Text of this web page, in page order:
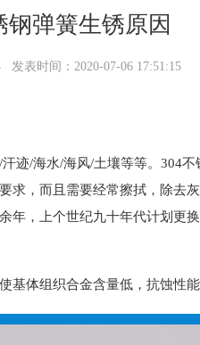
钢弹簧生锈原因
发表时间：2020-07-06 17:51:15
迹/海水/海风/土壤等等。304
求，而且需要经常擦拭，除去
年，上个世纪九十年代计划更
基体组织合金含量低，抗蚀性能